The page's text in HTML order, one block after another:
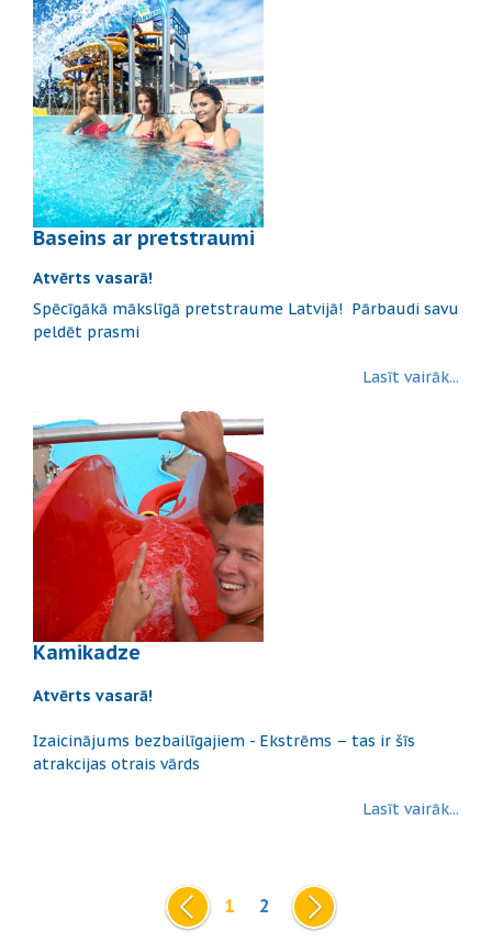
Baseins ar pretstraumi
Atvērts vasarā!
Spēcīgākā mākslīgā pretstraume Latvijā! Pārbaudi savu
peldēt prasmi
Lasīt vairāk...
Kamikadze
Atvērts vasarā!
Izaicinājums bezbailīgajiem - Ekstrēms – tas ir šīs
atrakcijas otrais vārds
Lasīt vairāk...
1 2